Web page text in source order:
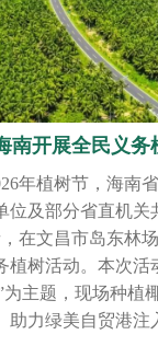
南开展全民义务
年植树节，海南
位及部分省直机关
在文昌市岛东林
植树活动。本次活
主题，现场种植
助力绿美自贸港